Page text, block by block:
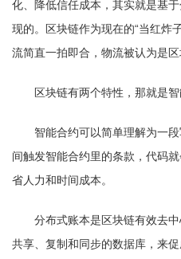
化、降低信任成本，其实就是基
现的。区块链作为现在的“当红炸
流简直一拍即合，物流被认为是区
区块链有两个特性，那就是智
智能合约可以简单理解为一段
间触发智能合约里的条款，代码
省人力和时间成本。
分布式账本是区块链有效去中
共享、复制和同步的数据库，来